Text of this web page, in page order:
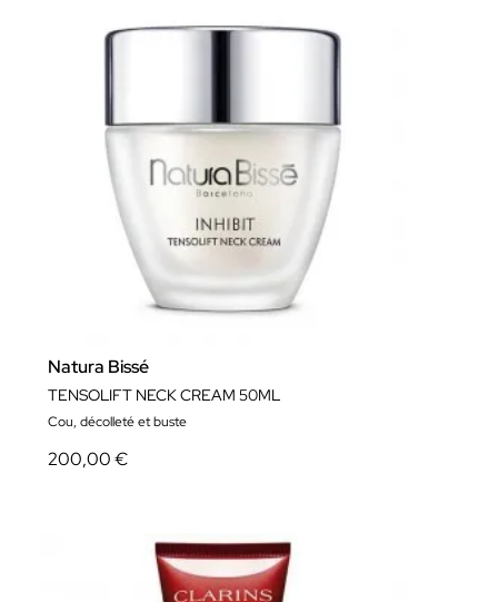
Natura Bissé
TENSOLIFT NECK CREAM 50ML
Cou, décolleté et buste
200,00 €